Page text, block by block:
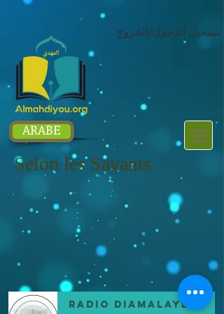
google.com, pub-1214054292722785, DIRECT, f08c47fec0942fa0
تسجيل الدخول/الخروج
ARABE
Selon les Savants